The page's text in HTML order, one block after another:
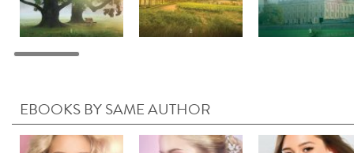
EBOOKS BY SAME AUTHOR